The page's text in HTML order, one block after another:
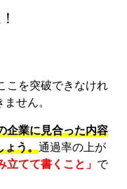
こを突破できなけれ
せん。
企業に見合った内容
ょう。通過率の上が
立てて書くこと」 で